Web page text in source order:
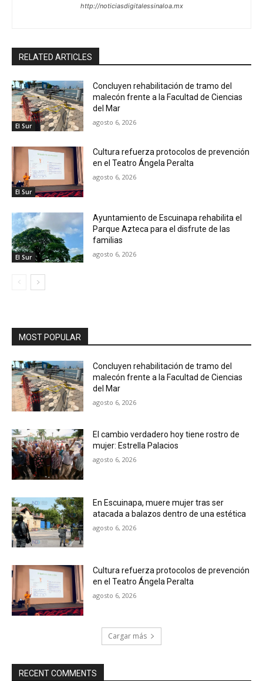
http://noticiasdigitalessinaloa.mx
RELATED ARTICLES
El Sur
Concluyen rehabilitación de tramo del
malecón frente a la Facultad de Ciencias
del Mar
agosto 6, 2026
El Sur
Cultura refuerza protocolos de prevención
en el Teatro Ángela Peralta
agosto 6, 2026
El Sur
Ayuntamiento de Escuinapa rehabilita el
Parque Azteca para el disfrute de las
familias
agosto 6, 2026
MOST POPULAR
Concluyen rehabilitación de tramo del
malecón frente a la Facultad de Ciencias
del Mar
agosto 6, 2026
El cambio verdadero hoy tiene rostro de
mujer: Estrella Palacios
agosto 6, 2026
En Escuinapa, muere mujer tras ser
atacada a balazos dentro de una estética
agosto 6, 2026
Cultura refuerza protocolos de prevención
en el Teatro Ángela Peralta
agosto 6, 2026
Cargar más
RECENT COMMENTS